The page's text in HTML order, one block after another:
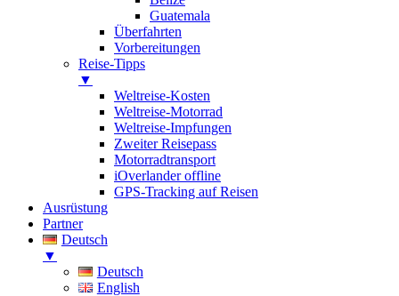
Guatemala
Überfahrten
Vorbereitungen
Reise-Tipps
▼
Weltreise-Kosten
Weltreise-Motorrad
Weltreise-Impfungen
Zweiter Reisepass
Motorradtransport
iOverlander offline
GPS-Tracking auf Reisen
Ausrüstung
Partner
Deutsch
▼
Deutsch
English